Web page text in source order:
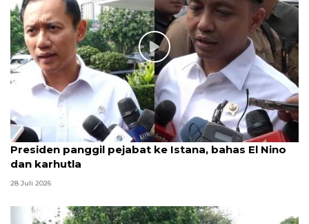
Presiden panggil pejabat ke Istana, bahas El Nino
dan karhutla
28 Juli 2026